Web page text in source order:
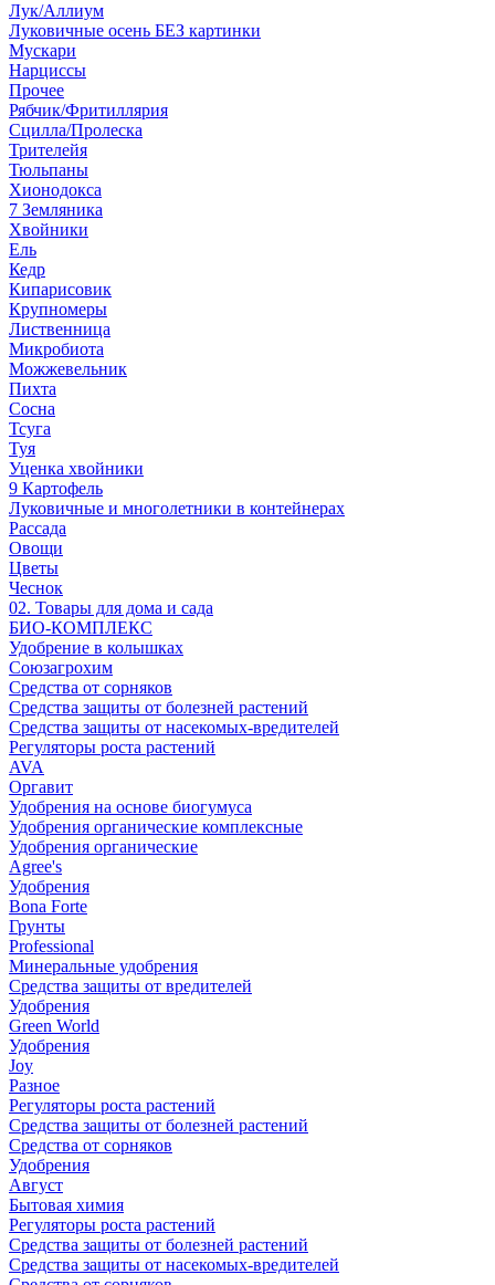
Лук/Аллиум
Луковичные осень БЕЗ картинки
Мускари
Нарциссы
Прочее
Рябчик/Фритиллярия
Сцилла/Пролеска
Трителейя
Тюльпаны
Хионодокса
7 Земляника
Хвойники
Ель
Кедр
Кипарисовик
Крупномеры
Лиственница
Микробиота
Можжевельник
Пихта
Сосна
Тсуга
Туя
Уценка хвойники
9 Картофель
Луковичные и многолетники в контейнерах
Рассада
Овощи
Цветы
Чеснок
02. Товары для дома и сада
БИО-КОМПЛЕКС
Удобрение в колышках
Союзагрохим
Средства от сорняков
Средства защиты от болезней растений
Средства защиты от насекомых-вредителей
Регуляторы роста растений
AVA
Оргавит
Удобрения на основе биогумуса
Удобрения органические комплексные
Удобрения органические
Agree's
Удобрения
Bona Forte
Грунты
Professional
Минеральные удобрения
Средства защиты от вредителей
Удобрения
Green World
Удобрения
Joy
Разное
Регуляторы роста растений
Средства защиты от болезней растений
Средства от сорняков
Удобрения
Август
Бытовая химия
Регуляторы роста растений
Средства защиты от болезней растений
Средства защиты от насекомых-вредителей